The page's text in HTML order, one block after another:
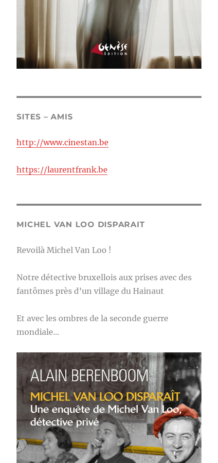
SITES – AMIS
http://www.cinestan.be
https://laurentfrank.be
MICHEL VAN LOO DISPARAIT
Revoilà Michel Van Loo !
Notre détective bruxellois aux prises avec des
fantômes près d’un village du Hainaut
Et avec les ombres de la seconde guerre
mondiale…